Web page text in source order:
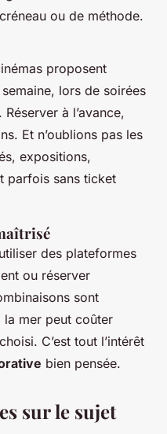
ou de méthode.
proposent
lors de soirées
à l’avance,
Et n’oublions pas les
expositions,
parfois sans ticket
des plateformes
ou réserver
sont
la mer peut coûter
C’est tout l’intérêt
bien pensée.
sur le sujet